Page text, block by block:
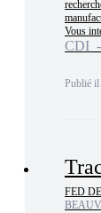
Vous
CDI -
Publié il
FED